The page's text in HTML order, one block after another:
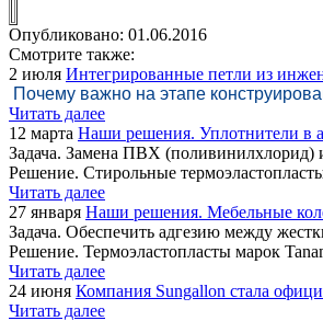
Опубликовано: 01.06.2016
Смотрите также:
2 июля Интегрированные петли из
Почему важно на этапе
Читать далее
12 марта Наши решения. Уплотнители в
Задача. Замена ПВХ (поливинилхлорид)
Решение. Стирольные
Читать далее
27 января Наши решения. Мебельные
Задача. Обеспечить адгезию между
Решение. Термоэластопласты марок
Читать далее
24 июня Компания Sungallon стала
Читать далее